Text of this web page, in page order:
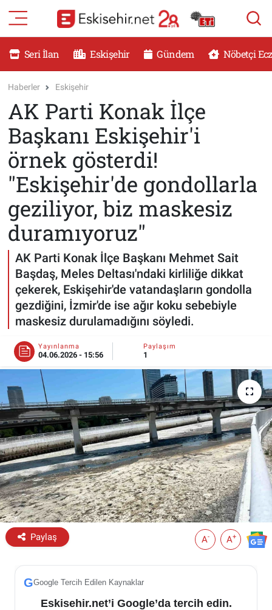
Seri İlan Eskişehir Gündem Nöbetçi
Haberler Eskişehir
AK Parti Konak İlçe
Başkanı Eskişehir'i
örnek gösterdi!
"Eskişehir'de gondollarla
geziliyor, biz maskesiz
duramıyoruz"
AK Parti Konak İlçe Başkanı Mehmet Sait
Başdaş, Meles Deltası'ndaki kirliliğe dikkat
çekerek, Eskişehir'de vatandaşların gondolla
gezdiğini, İzmir'de ise ağır koku sebebiyle
maskesiz durulamadığını söyledi.
Yayınlanma
04.06.2026 - 15:56
Paylaşım
1
Paylaş A- A+
GGoogle Tercih Edilen Kaynaklar
Eskisehir.net’i Google’da tercih edin.
RESMİ İLANLAR
DÜNYA
SAĞLIK
MAGAZİN
KADIN
TEKNOLOJİ
YEMEK
ESKİŞEHİR NÖBETÇİ ECZANELER
Eskişehir Haber İçerikleri
Eskişehir Hava Durumu
Eskişehir Tramvay Saatleri
Eskişehir Otobüs Saatleri
Eskişehir Nöbetçi Eczaneler
Eskişehir Namaz Vakitleri
Eskişehir Trafik Yoğunluk Haritası
Süper Lig Puan Durumu ve Fikstür
Tüm Manşetler
Son Dakika Haberleri
Haber Arşivi